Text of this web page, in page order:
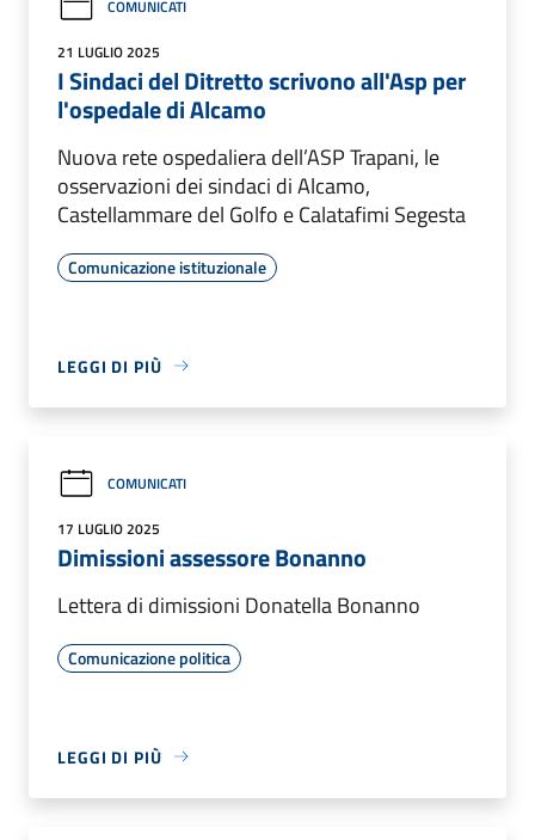
COMUNICATI
21 LUGLIO 2025
I Sindaci del Ditretto scrivono all'Asp per
l'ospedale di Alcamo
Nuova rete ospedaliera dell’ASP Trapani, le
osservazioni dei sindaci di Alcamo,
Castellammare del Golfo e Calatafimi Segesta
Comunicazione istituzionale
LEGGI DI PIÙ
COMUNICATI
17 LUGLIO 2025
Dimissioni assessore Bonanno
Lettera di dimissioni Donatella Bonanno
Comunicazione politica
LEGGI DI PIÙ